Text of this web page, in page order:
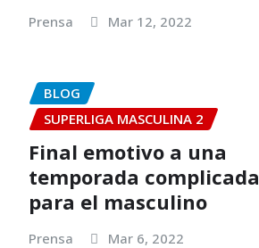
Prensa Mar 12, 2022
BLOG
SUPERLIGA MASCULINA 2
Final emotivo a una
temporada complicada
para el masculino
Prensa Mar 6, 2022